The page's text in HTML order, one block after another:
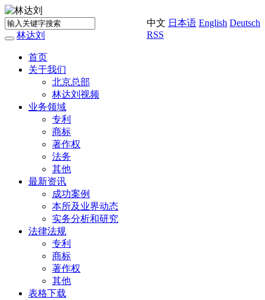
中文 日本语 English Deutsch
RSS
Toggle
navigation
林达刘
首页
关于我们
北京总部
林达刘视频
业务领域
专利
商标
著作权
法务
其他
最新资讯
成功案例
本所及业界动态
实务分析和研究
法律法规
专利
商标
著作权
其他
表格下载